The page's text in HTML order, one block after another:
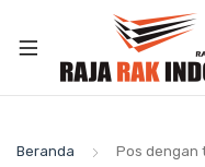
Beranda Pos dengan